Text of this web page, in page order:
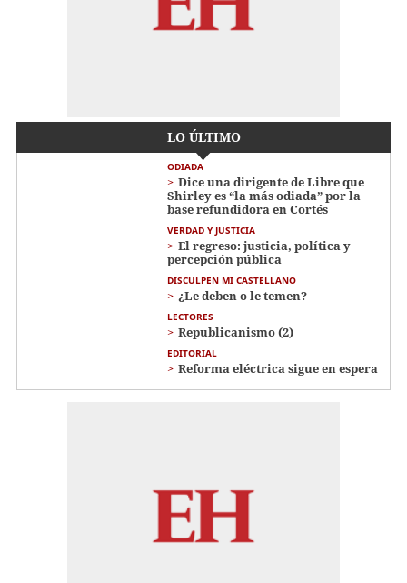
LO ÚLTIMO
ODIADA
Dice una dirigente de Libre que
Shirley es “la más odiada” por la
base refundidora en Cortés
VERDAD Y JUSTICIA
El regreso: justicia, política y
percepción pública
DISCULPEN MI CASTELLANO
¿Le deben o le temen?
LECTORES
Republicanismo (2)
EDITORIAL
Reforma eléctrica sigue en espera